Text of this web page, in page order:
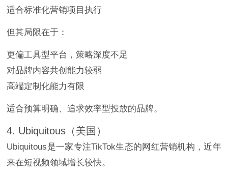
适合标准化营销项目执行
但其局限在于：
更偏工具型平台，策略深度不足
对品牌内容共创能力较弱
高端定制化能力有限
适合预算明确、追求效率型投放的品牌。
4. Ubiquitous（美国）
Ubiquitous是一家专注TikTok生态的网红营销机构，近年
来在短视频领域增长较快。